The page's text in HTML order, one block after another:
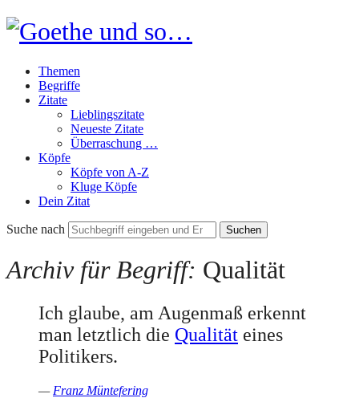
Goethe
und
so…
Themen
Begriffe
Zitate
Lieblingszitate
Neueste Zitate
Überraschung …
Köpfe
Köpfe von A-Z
Kluge Köpfe
Dein Zitat
Suche nach
Archiv für Begriff: Qualität
Ich glaube, am Augenmaß erkennt
man letztlich die Qualität eines
Politikers.
— Franz Müntefering